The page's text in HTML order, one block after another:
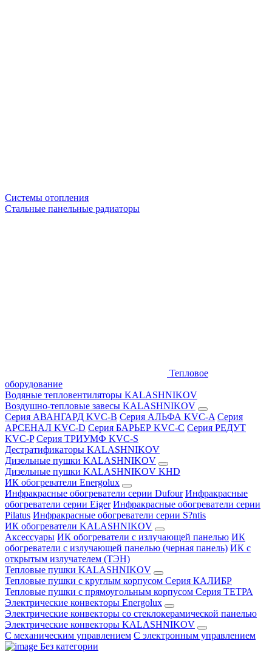
Системы отопления
Стальные панельные радиаторы
Тепловое
оборудование
Водяные тепловентиляторы KALASHNIKOV
Воздушно-тепловые завесы KALASHNIKOV
Серия АВАНГАРД KVC-B Серия АЛЬФА KVC-A Серия
АРСЕНАЛ KVC-D Серия БАРЬЕР KVC-C Серия РЕДУТ
KVC-P Серия ТРИУМФ KVC-S
Дестратификаторы KALASHNIKOV
Дизельные пушки KALASHNIKOV
Дизельные пушки KALASHNIKOV KHD
ИК обогреватели Energolux
Инфракрасные обогреватели серии Dufour Инфракрасные
обогреватели серии Eiger Инфракрасные обогреватели серии
Pilatus Инфракрасные обогреватели серии S?ntis
ИК обогреватели KALASHNIKOV
Аксессуары ИК обогреватели с излучающей панелью ИК
обогреватели с излучающей панелью (черная панель) ИК с
открытым излучателем (ТЭН)
Тепловые пушки KALASHNIKOV
Тепловые пушки с круглым корпусом Серия КАЛИБР
Тепловые пушки с прямоугольным корпусом Серия ТЕТРА
Электрические конвекторы Energolux
Электрические конвекторы со стеклокерамической панелью
Электрические конвекторы KALASHNIKOV
С механическим управлением С электронным управлением
Без категории